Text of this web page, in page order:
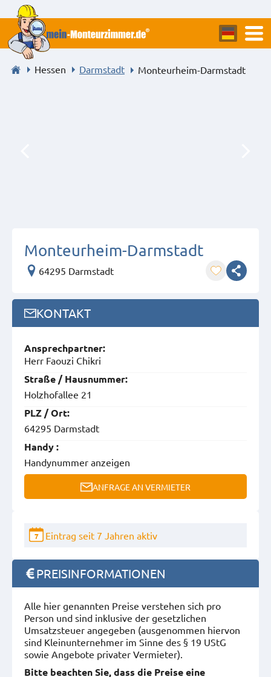
Hessen Darmstadt Monteurheim-Darmstadt
Monteurheim-Darmstadt
64295 Darmstadt
KONTAKT
Ansprech­partner:
Herr Faouzi Chikri
Straße / Hausnummer:
Holzhofallee 21
PLZ / Ort:
64295 Darmstadt
Handy :
Handynummer anzeigen
ANFRAGE AN VERMIETER
7 Eintrag seit 7 Jahren aktiv
PREISINFORMATIONEN
Alle hier genannten Preise verstehen sich pro
Person und sind inklusive der gesetzlichen
Umsatzsteuer angegeben (ausgenommen hiervon
sind Kleinunternehmer im Sinne des § 19 UStG
sowie Angebote privater Vermieter).
Bitte beachten Sie, dass die Preise eine